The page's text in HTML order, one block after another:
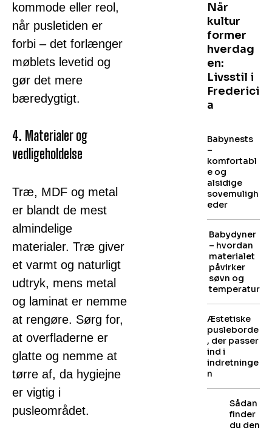
kommode eller reol,
når pusletiden er
forbi – det forlænger
møblets levetid og
gør det mere
bæredygtigt.
4. Materialer og
vedligeholdelse
Træ, MDF og metal
er blandt de mest
almindelige
materialer. Træ giver
et varmt og naturligt
udtryk, mens metal
og laminat er nemme
at rengøre. Sørg for,
at overfladerne er
glatte og nemme at
tørre af, da hygiejne
er vigtig i
pusleområdet.
Når
kultur
former
hverdag
en:
Livsstil i
Frederici
a
Babynests
–
komfortabl
e og
alsidige
sovemuligh
eder
Babydyner
– hvordan
materialet
påvirker
søvn og
temperatur
Æstetiske
pusleborde
, der passer
ind i
indretninge
n
Sådan
finder
du den